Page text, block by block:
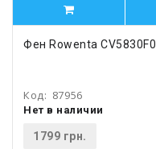
Фен Rowenta CV5830F0
Код: 87956
Нет в наличии
1799 грн.